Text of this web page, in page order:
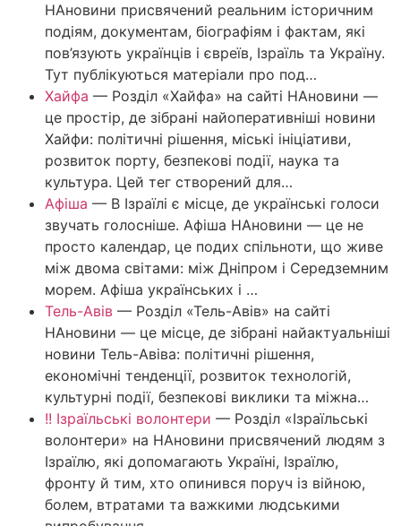
НАновини присвячений реальним історичним
подіям, документам, біографіям і фактам, які
пов’язують українців і євреїв, Ізраїль та Україну.
Тут публікуються матеріали про под…
Хайфа — Розділ «Хайфа» на сайті НАновини —
це простір, де зібрані найоперативніші новини
Хайфи: політичні рішення, міські ініціативи,
розвиток порту, безпекові події, наука та
культура. Цей тег створений для…
Афіша — В Ізраїлі є місце, де українські голоси
звучать голосніше. Афіша НАновини — це не
просто календар, це подих спільноти, що живе
між двома світами: між Дніпром і Середземним
морем. Афіша українських і …
Тель-Авів — Розділ «Тель-Авів» на сайті
НАновини — це місце, де зібрані найактуальніші
новини Тель-Авіва: політичні рішення,
економічні тенденції, розвиток технологій,
культурні події, безпекові виклики та міжна…
!! Ізраїльські волонтери — Розділ «Ізраїльські
волонтери» на НАновини присвячений людям з
Ізраїлю, які допомагають Україні, Ізраїлю,
фронту й тим, хто опинився поруч із війною,
болем, втратами та важкими людськими